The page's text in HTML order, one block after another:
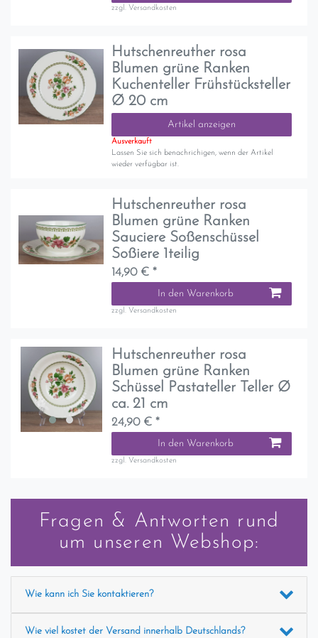
zzgl. Versandkosten
Hutschenreuther rosa
Blumen grüne Ranken
Kuchenteller Frühstücksteller
Ø 20 cm
Artikel anzeigen
Ausverkauft
Lassen Sie sich benachrichigen, wenn der Artikel
wieder verfügbar ist.
Hutschenreuther rosa
Blumen grüne Ranken
Sauciere Soßenschüssel
Soßiere 1teilig
14,90 € *
In den Warenkorb
zzgl. Versandkosten
Hutschenreuther rosa
Blumen grüne Ranken
Schüssel Pastateller Teller Ø
ca. 21 cm
24,90 € *
In den Warenkorb
zzgl. Versandkosten
Fragen & Antworten rund
um unseren Webshop:
Wie kann ich Sie kontaktieren?
Wie viel kostet der Versand innerhalb Deutschlands?